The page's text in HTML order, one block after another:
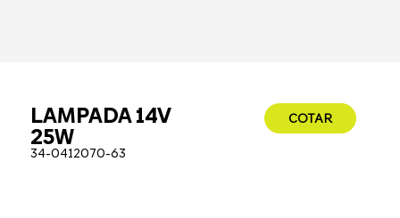
LAMPADA 14V
25W
34-0412070-63
COTAR